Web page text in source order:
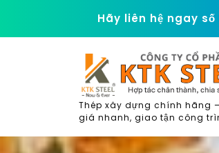
KTK Steel -
content
Hãy liên hệ ngay
Thép xây dựng chính hãng
giá nhanh, giao tận công